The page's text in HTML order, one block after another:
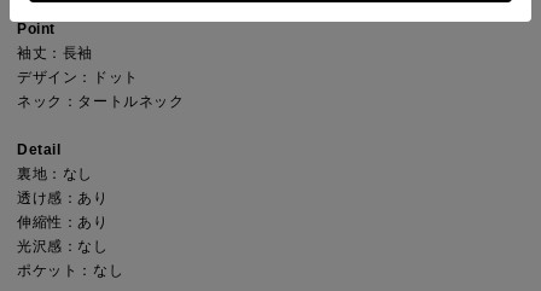
Point
袖丈：長袖
デザイン：ドット
ネック：タートルネック
Detail
裏地：なし
透け感：あり
伸縮性：あり
光沢感：なし
ポケット：なし